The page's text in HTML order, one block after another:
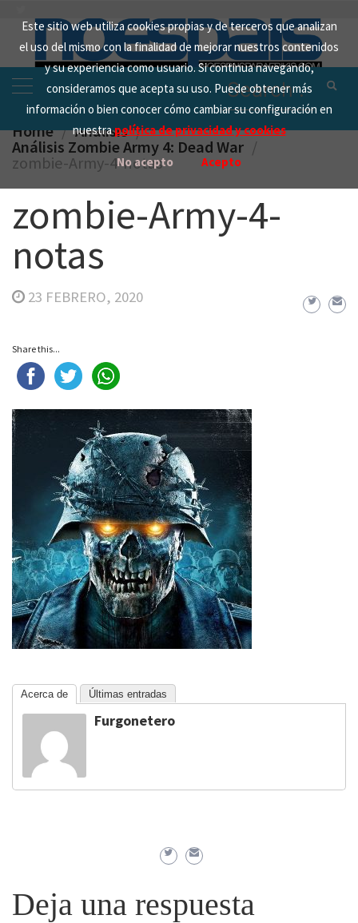
Este sitio web utiliza cookies propias y de terceros que analizan
el uso del mismo con la finalidad de mejorar nuestros contenidos
y su experiencia como usuario. Si continua navegando,
consideramos que acepta su uso. Puede obtener más
información o bien conocer cómo cambiar su configuración en
nuestrapolítica de privacidad y cookies
No acepto Acepto
content
Search
for:
Home Analisis
Análisis Zombie Army 4: Dead War
zombie-Army-4-notas
zombie-Army-4-
notas
23 FEBRERO, 2020
Share this...
Acerca de Últimas entradas
Furgonetero
Deja una respuesta